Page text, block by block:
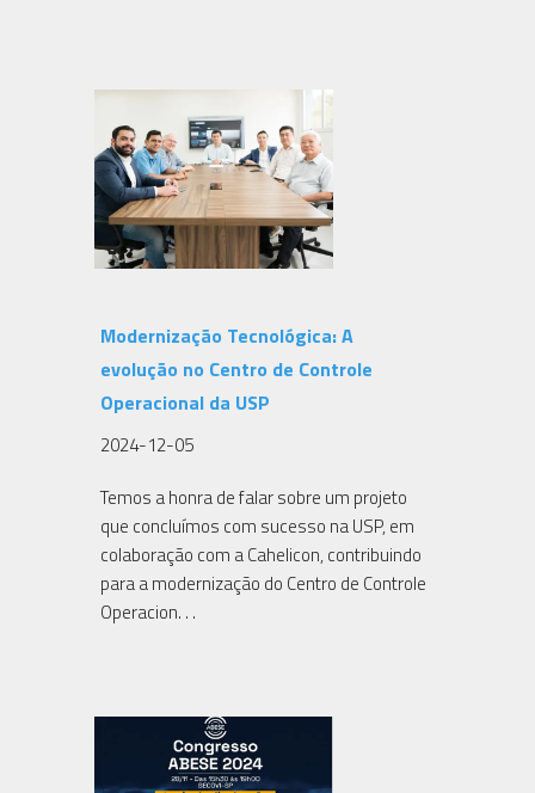
Modernização Tecnológica: A
evolução no Centro de Controle
Operacional da USP
2024-12-05
Temos a honra de falar sobre um projeto
que concluímos com sucesso na USP, em
colaboração com a Cahelicon, contribuindo
para a modernização do Centro de Controle
Operacion. . .